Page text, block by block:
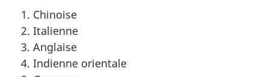
Chinoise
Italienne
Anglaise
Indienne orientale